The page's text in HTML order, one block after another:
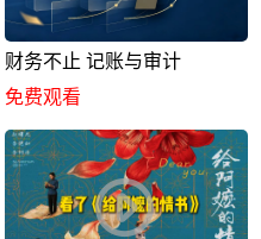
财务不止 记账与审计
免费观看